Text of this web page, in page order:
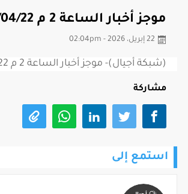
موجز أخبار الساعة 2 م 2026/04/22
22 إبريل، 2026 - 02:04pm
(شبكة أجيال)- موجز أخبار الساعة 2 م 2026/04/22
مشاركة
استمع إلى